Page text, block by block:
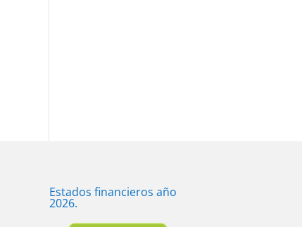
Estados financieros año
2026.